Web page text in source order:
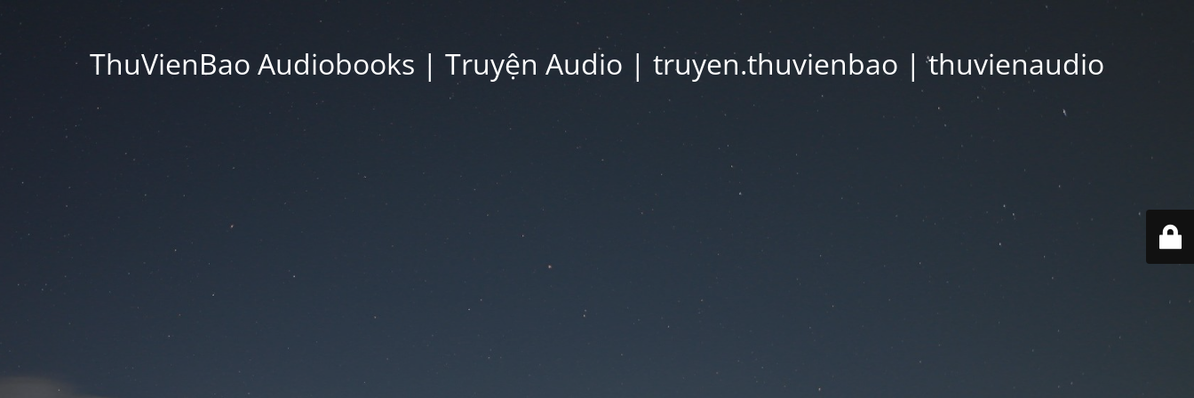
ThuVienBao Audiobooks | Truyện Audio | truyen.thuvienbao | thuvienaudio